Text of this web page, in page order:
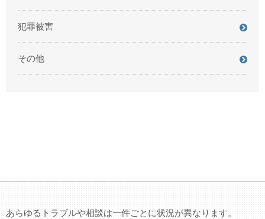
犯罪被害
その他
あらゆるトラブルや相談は一件ごとに状況が異なります。